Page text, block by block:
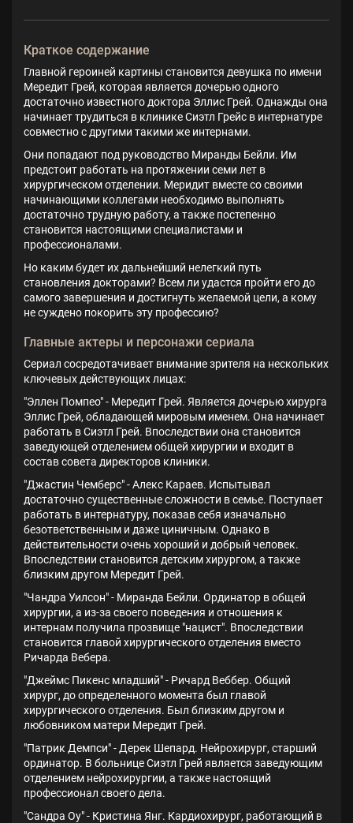
Краткое содержание
Главной героиней картины становится девушка по имени
Мередит Грей, которая является дочерью одного
достаточно известного доктора Эллис Грей. Однажды она
начинает трудиться в клинике Сиэтл Грейс в интернатуре
совместно с другими такими же интернами.
Они попадают под руководство Миранды Бейли. Им
предстоит работать на протяжении семи лет в
хирургическом отделении. Меридит вместе со своими
начинающими коллегами необходимо выполнять
достаточно трудную работу, а также постепенно
становится настоящими специалистами и
профессионалами.
Но каким будет их дальнейший нелегкий путь
становления докторами? Всем ли удастся пройти его до
самого завершения и достигнуть желаемой цели, а кому
не суждено покорить эту профессию?
Главные актеры и персонажи сериала
Сериал сосредотачивает внимание зрителя на нескольких
ключевых действующих лицах:
"Эллен Помпео" - Мередит Грей. Является дочерью хирурга
Эллис Грей, обладающей мировым именем. Она начинает
работать в Сиэтл Грей. Впоследствии она становится
заведующей отделением общей хирургии и входит в
состав совета директоров клиники.
"Джастин Чемберс" - Алекс Караев. Испытывал
достаточно существенные сложности в семье. Поступает
работать в интернатуру, показав себя изначально
безответственным и даже циничным. Однако в
действительности очень хороший и добрый человек.
Впоследствии становится детским хирургом, а также
близким другом Мередит Грей.
"Чандра Уилсон" - Миранда Бейли. Ординатор в общей
хирургии, а из-за своего поведения и отношения к
интернам получила прозвище "нацист". Впоследствии
становится главой хирургического отделения вместо
Ричарда Вебера.
"Джеймс Пикенс младший" - Ричард Веббер. Общий
хирург, до определенного момента был главой
хирургического отделения. Был близким другом и
любовником матери Мередит Грей.
"Патрик Демпси" - Дерек Шепард. Нейрохирург, старший
ординатор. В больнице Сиэтл Грей является заведующим
отделением нейрохирургии, а также настоящий
профессионал своего дела.
"Сандра Оу" - Кристина Янг. Кардиохирург, работающий в